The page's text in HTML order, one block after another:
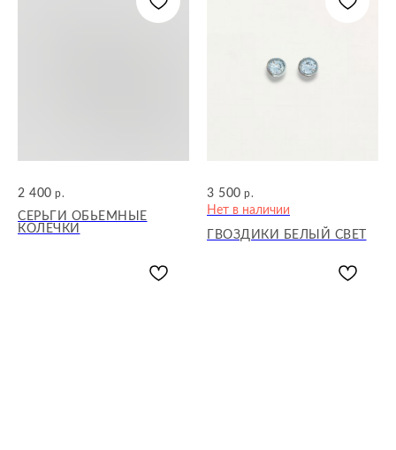
2 400 р.
СЕРЬГИ ОБЬЕМНЫЕ
КОЛЕЧКИ
3 500 р.
Нет в наличии
ГВОЗДИКИ БЕЛЫЙ СВЕТ